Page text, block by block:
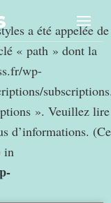
a été appelée de
« path » dont la
wp-
». Veuillez lire
d’informations. (Ce
in